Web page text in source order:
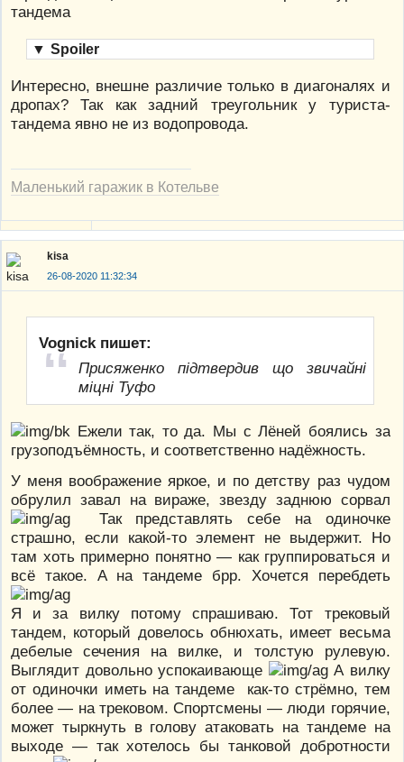
тандема
▼ Spoiler
Интересно, внешне различие только в диагоналях и
дропах? Так как задний треугольник у туриста-
тандема явно не из водопровода.
Маленький гаражик в Котельве
kisa
26-08-2020 11:32:34
Vognick пишет:
Присяженко підтвердив що звичайні
міцні Туфо
Ежели так, то да. Мы с Лёней боялись за
грузоподъёмность, и соответственно надёжность.
У меня воображение яркое, и по детству раз чудом
обрулил завал на вираже, звезду заднюю сорвал
Так представлять себе на одиночке
страшно, если какой-то элемент не выдержит. Но
там хоть примерно понятно — как группироваться и
всё такое. А на тандеме брр. Хочется перебдеть
Я и за вилку потому спрашиваю. Тот трековый
тандем, который довелось обнюхать, имеет весьма
дебелые сечения на вилке, и толстую рулевую.
Выглядит довольно успокаивающе
А вилку
от одиночки иметь на тандеме как-то стрёмно, тем
более — на трековом. Спортсмены — люди горячие,
может тыркнуть в голову атаковать на тандеме на
выходе — так хотелось бы танковой добротности